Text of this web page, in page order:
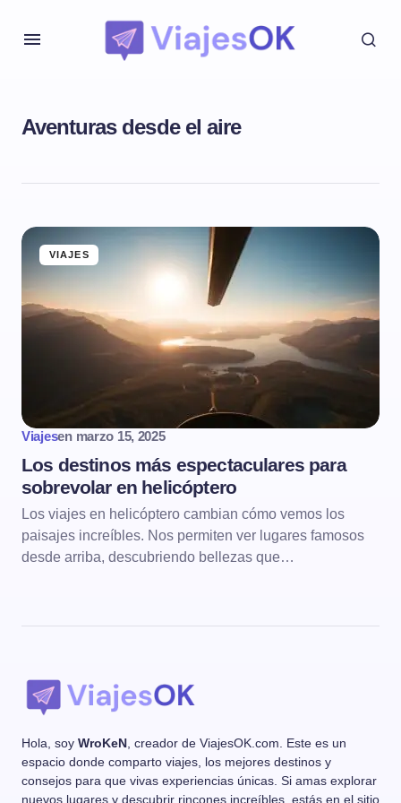
Aventuras desde el aire
VIAJES
Viajesen marzo 15, 2025
Los destinos más espectaculares para
sobrevolar en helicóptero
Los viajes en helicóptero cambian cómo vemos los
paisajes increíbles. Nos permiten ver lugares famosos
desde arriba, descubriendo bellezas que…
Hola, soy WroKeN , creador de ViajesOK.com. Este es un
espacio donde comparto viajes, los mejores destinos y
consejos para que vivas experiencias únicas. Si amas explorar
nuevos lugares y descubrir rincones increíbles, estás en el sitio